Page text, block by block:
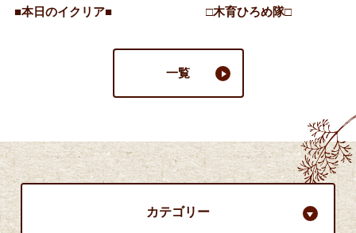
■本日のイクリア■ □木育ひろめ隊□
一覧
カテゴリー